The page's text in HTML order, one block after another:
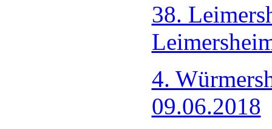
38.
4.
09.06.2018